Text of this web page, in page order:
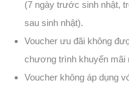
(7 ngày trước sinh nhật,
sau sinh nhật).
Voucher ưu đãi không
chương trình khuyến mãi
Voucher không áp dụng